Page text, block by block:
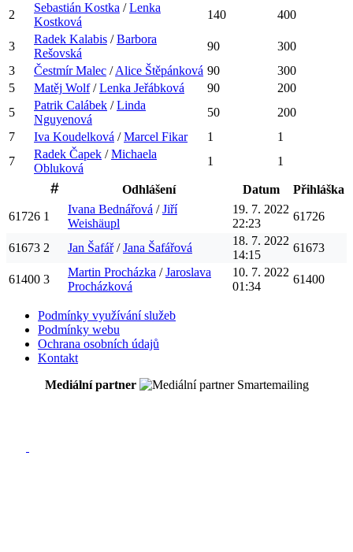
2
Sebastián Kostka /Lenka
Kostková
140 400
3
Radek Kalabis /Barbora
Rešovská
90
300
3
Čestmír Malec /Alice Štěpánková 90
300
5
Matěj Wolf/Lenka Jeřábková 90
200
5
Patrik Calábek /Linda
Nguyenová
50
200
7
Iva Koudelková /Marcel Fikar 1
1
7
Radek Čapek /Michaela
Obluková
1 1
Odhlášení Datum
Přihláška
61726 1
Ivana Bednářová /Jiří
Weishäupl
19. 7. 2022
22:23
61726
61673 2 Jan Šafář/Jana Šafářová
18. 7. 2022
14:15
61673
61400 3
Martin Procházka /Jaroslava
Procházková
10. 7. 2022
01:34
61400
Podmínky využívání služeb
Podmínky webu
Ochrana osobních údajů
Kontakt
Mediální partner